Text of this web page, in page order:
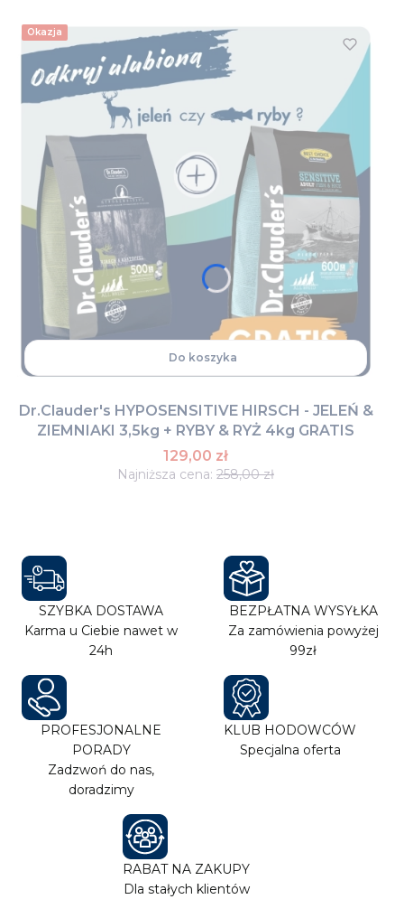
Okazja
Do koszyka
Dr.Clauder's HYPOSENSITIVE HIRSCH - JELEŃ &
ZIEMNIAKI 3,5kg + RYBY & RYŻ 4kg GRATIS
129,00 zł
Najniższa cena: 258,00 zł
SZYBKA DOSTAWA
Karma u Ciebie nawet w
24h
BEZPŁATNA WYSYŁKA
Za zamówienia powyżej
99zł
PROFESJONALNE
PORADY
Zadzwoń do nas,
doradzimy
KLUB HODOWCÓW
Specjalna oferta
RABAT NA ZAKUPY
Dla stałych klientów